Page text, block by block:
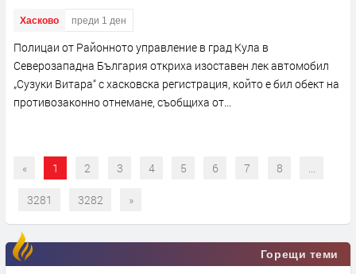
Хасково преди 1 ден
Полицаи от Районното управление в град Кула в
Северозападна България откриха изоставен лек автомобил
„Сузуки Витара“ с хасковска регистрация, който е бил обект на
противозаконно отнемане, съобщиха от...
« 1 2 3 4 5 6 7 8 ...
3281 3282 »
Горещи теми